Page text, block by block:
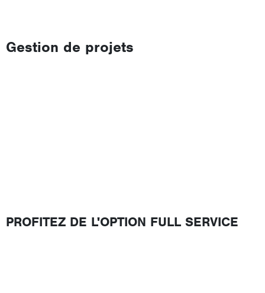
Gestion de projets
PROFITEZ DE L'OPTION FULL SERVICE